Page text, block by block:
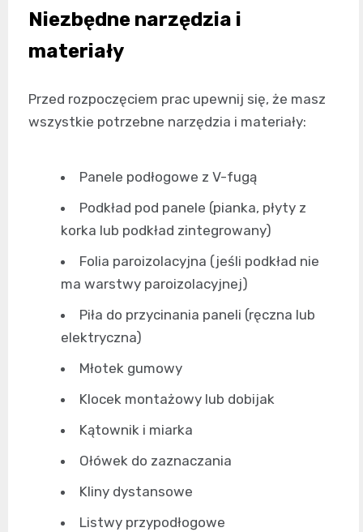
Niezbędne narzędzia i
materiały
Przed rozpoczęciem prac upewnij się, że masz
wszystkie potrzebne narzędzia i materiały:
Panele podłogowe z V-fugą
Podkład pod panele (pianka, płyty z
korka lub podkład zintegrowany)
Folia paroizolacyjna (jeśli podkład nie
ma warstwy paroizolacyjnej)
Piła do przycinania paneli (ręczna lub
elektryczna)
Młotek gumowy
Klocek montażowy lub dobijak
Kątownik i miarka
Ołówek do zaznaczania
Kliny dystansowe
Listwy przypodłogowe